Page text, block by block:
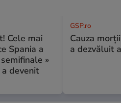
Cele mai
Spania a
»
devenit
GSP.ro
Cauza
a dezvăluit